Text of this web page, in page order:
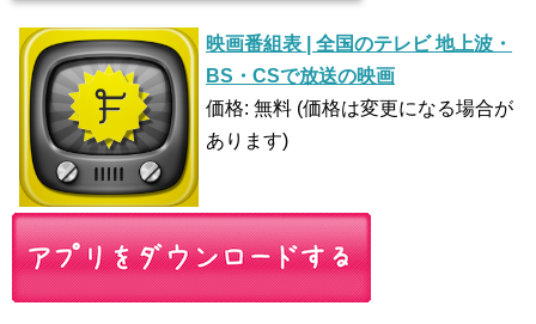
映画番組表 | 全国のテレビ 地上波・
BS・CSで放送の映画
価格: 無料 (価格は変更になる場合が
あります)